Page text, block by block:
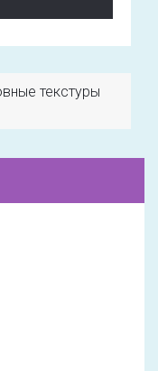
текстуры